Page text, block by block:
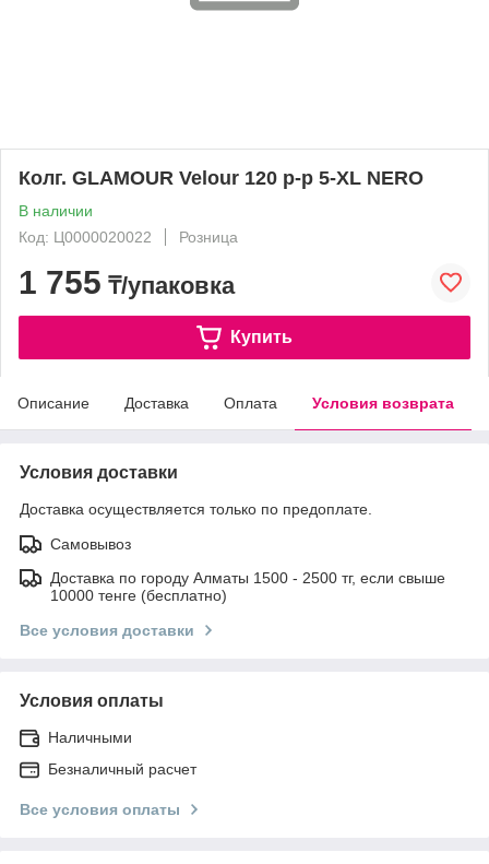
Колг. GLAMOUR Velour 120 р-р 5-XL NERO
В наличии
Код: Ц0000020022
Розница
1 755 ₸/упаковка
Купить
Описание Доставка Оплата Условия возврата
Условия доставки
Доставка осуществляется только по предоплате.
Самовывоз
Доставка по городу Алматы 1500 - 2500 тг, если свыше
10000 тенге (бесплатно)
Все условия доставки
Условия оплаты
Наличными
Безналичный расчет
Все условия оплаты